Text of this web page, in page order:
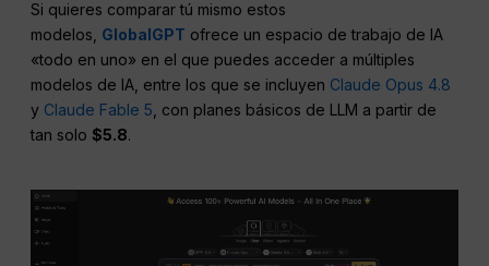
Si quieres comparar tú mismo estos
modelos, GlobalGPT ofrece un espacio de trabajo de IA
«todo en uno» en el que puedes acceder a múltiples
modelos de IA, entre los que se incluyen Claude Opus 4.8
y Claude Fable 5 , con planes básicos de LLM a partir de
tan solo$5.8.